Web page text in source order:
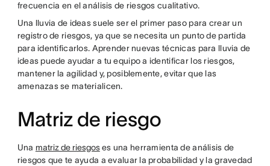
frecuencia en el análisis de riesgos cualitativo.
Una lluvia de ideas suele ser el primer paso para crear un
registro de riesgos, ya que se necesita un punto de partida
para identificarlos. Aprender nuevas técnicas para lluvia de
ideas puede ayudar a tu equipo a identificar los riesgos,
mantener la agilidad y, posiblemente, evitar que las
amenazas se materialicen.
Matriz de riesgo
Una matriz de riesgoses una herramienta de análisis de
riesgos que te ayuda a evaluar la probabilidad y la gravedad